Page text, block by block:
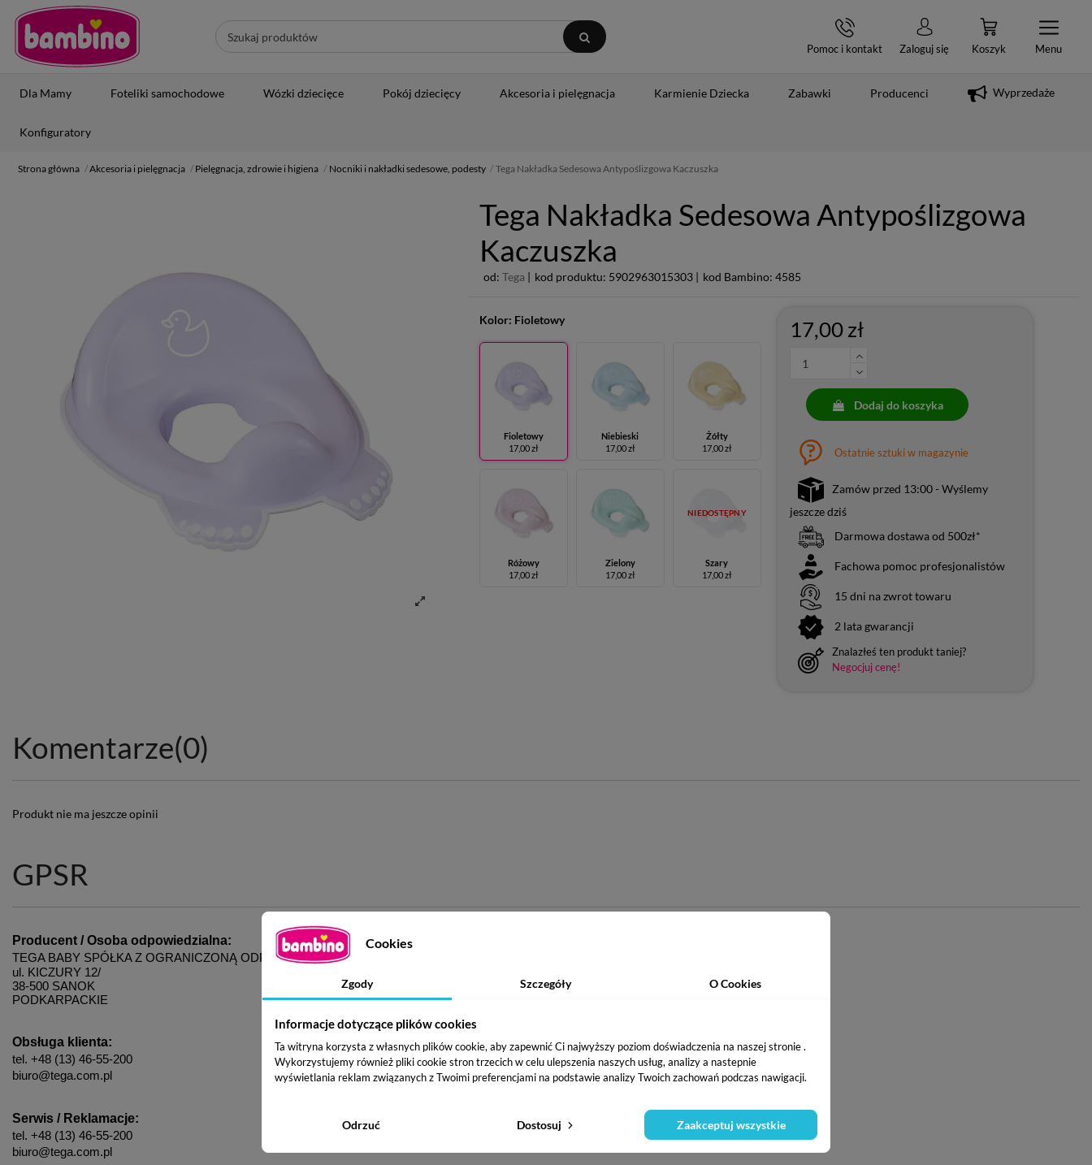
Pomoc i kontakt Zaloguj się Koszyk Menu
Dla Mamy Foteliki samochodowe Wózki dziecięce Pokój dziecięcy Akcesoria i pielęgnacja Karmienie Dziecka Zabawki Producenci Wyprzedaże
Konfiguratory
Strona główna Akcesoria i pielęgnacja Pielęgnacja, zdrowie i higiena Nocniki i nakładki sedesowe, podesty Tega Nakładka Sedesowa Antypoślizgowa Kaczuszka
Tega Nakładka Sedesowa Antypoślizgowa
Kaczuszka
od: Tega | kod produktu: 5902963015303 | kod Bambino: 4585
Kolor: Fioletowy
Fioletowy
17,00 zł
Niebieski
17,00 zł
Żółty
17,00 zł
Różowy
17,00 zł
Zielony
17,00 zł
NIEDOSTĘPNY
Szary
17,00 zł
17,00 zł
Dodaj do koszyka
Ostatnie sztuki w magazynie
Zamów przed 13:00 - Wyślemy
jeszcze dziś
Darmowa dostawa od 500zł*
Fachowa pomoc profesjonalistów
15 dni na zwrot towaru
2 lata gwarancji
Znalazłeś ten produkt taniej?
Negocjuj cenę!
Komentarze(0)
Produkt nie ma jeszcze opinii
GPSR
Producent / Osoba odpowiedzialna:
TEGA BABY SPÓŁKA Z OGRANICZONĄ ODPOWIEDZIALNOŚCIĄ SPÓŁKA KOMANDYTOWA
ul. KICZURY 12/
38-500 SANOK
PODKARPACKIE
Obsługa klienta:
tel. +48 (13) 46-55-200
biuro@tega.com.pl
Serwis / Reklamacje:
tel. +48 (13) 46-55-200
biuro@tega.com.pl
Cookies
Zgody Szczegóły O Cookies
Informacje dotyczące plików cookies
Ta witryna korzysta z własnych plików cookie, aby zapewnić Ci najwyższy poziom doświadczenia na naszej stronie .
Wykorzystujemy również pliki cookie stron trzecich w celu ulepszenia naszych usług, analizy a nastepnie
wyświetlania reklam związanych z Twoimi preferencjami na podstawie analizy Twoich zachowań podczas nawigacji.
Odrzuć Dostosuj Zaakceptuj wszystkie